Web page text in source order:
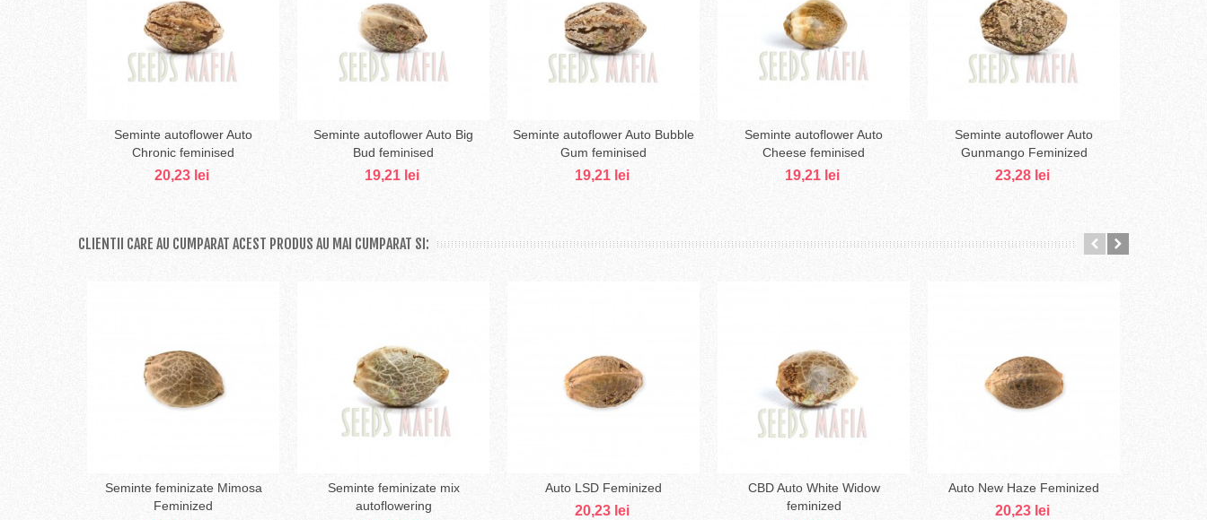
Adaugă în coş
Seminte autoflower Auto
Chronic feminised
20,23 lei
Adaugă în coş
Seminte autoflower Auto Big
Bud feminised
19,21 lei
Adaugă în coş
Seminte autoflower Auto Bubble
Gum feminised
19,21 lei
Adaugă în coş
Seminte autoflower Auto
Cheese feminised
19,21 lei
Adaugă în coş
Seminte autoflower Auto
Gunmango Feminized
23,28 lei
CLIENTII CARE AU CUMPARAT ACEST PRODUS AU MAI CUMPARAT SI:
Adaugă în coş
Seminte feminizate Mimosa
Feminized
Adaugă în coş
Seminte feminizate mix
autoflowering
Adaugă în coş
Auto LSD Feminized
20,23 lei
Adaugă în coş
CBD Auto White Widow
feminized
Adaugă în coş
Auto New Haze Feminized
20,23 lei